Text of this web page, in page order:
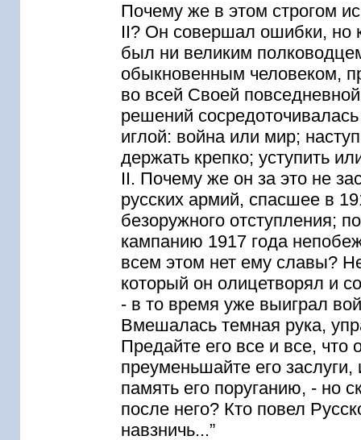
Почему же в этом строгом
II? Он совершал ошибки, но
был ни великим
обыкновенным человеком,
во всей Своей
решений
иглой: война или мир;
держать крепко; уступить
II. Почему же он за это не
русских армий, спасшее в
безоружного отступления;
кампанию 1917 года
всем этом нет ему славы?
который он олицетворял и
- в то время уже выиграл
Вмешалась темная рука,
Предайте его все и все,
преуменьшайте его
память его поруганию, - но
после него? Кто повел
навзничь...”